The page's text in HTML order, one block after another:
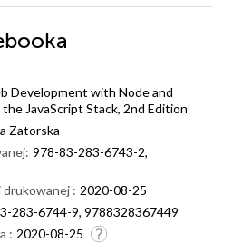
Development with Node and
JavaScript Stack, 2nd Edition
Zatorska
978-83-283-6743-2,
drukowanej : 2020-08-25
283-6744-9, 9788328367449
: 2020-08-25